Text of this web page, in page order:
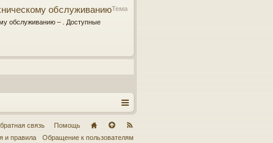
Тема
обслуживанию
обслуживанию – . Доступные
связь
Помощь
и правила
Обращение к пользователям